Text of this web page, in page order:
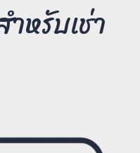
หรับเช่า